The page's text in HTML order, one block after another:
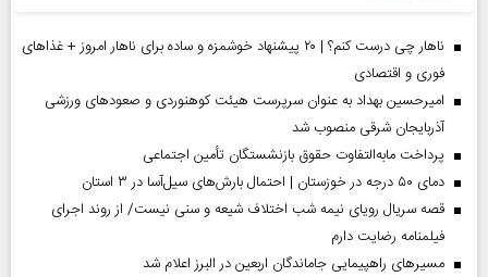
ناهار چی درست کنم؟ | ۲۰ پیشنهاد خوشمزه و ساده برای ناهار امروز + غذاهای
فوری و اقتصادی
امیرحسین بهداد به عنوان سرپرست هیئت کوهنوردی و صعودهای ورزشی
آذربایجان شرقی منصوب شد
پرداخت مابه‌التفاوت حقوق بازنشستگان تأمین اجتماعی
دمای ۵۰ درجه در خوزستان | احتمال بارش‌های سیل‌آسا در ۳ استان
قصه سریال رویای نیمه شب اختلاف شیعه و سنی نیست/ از روند اجرای
فیلمنامه رضایت دارم
مسیر‌های راهپیمایی جاماندگان اربعین در البرز اعلام شد